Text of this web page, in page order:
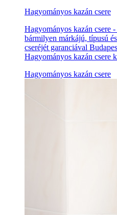
Hagyományos kazán csere
Hagyományos kazán csere
bármilyen márkájú, típusú
cseréjét garanciával
Hagyományos kazán csere
Hagyományos kazán csere